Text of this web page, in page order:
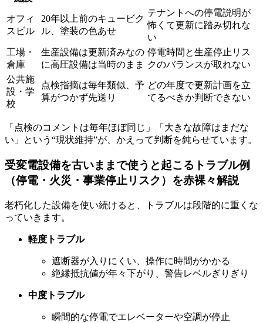
オフィ
スビル
20年以上前のキュービク
ル、塗装の色あせ
テナントへの停電説明が
怖くて更新に踏み切れな
い
工場・
倉庫
生産設備は更新済みなの
に高圧設備は当時のまま
停電時間と生産停止リス
クのバランスが取れない
公共施
設・学
校
点検指摘は毎年類似、予
算がつかず先送り
どの年度で更新計画を立
てるべきか判断できない
「点検のコメントは毎年ほぼ同じ」「大きな故障はまだな
い」という“現状維持”が、かえって判断を鈍らせています。
受変電設備を古いままで使うと起こるトラブル例
（停電・火災・事業停止リスク）を赤裸々解説
老朽化した設備を使い続けると、トラブルは段階的に重くな
っていきます。
軽度トラブル
遮断器が入りにくい、操作に時間がかかる
絶縁抵抗値が年々下がり、警告レベルぎりぎり
中度トラブル
瞬間的な停電でエレベーターや空調が停止